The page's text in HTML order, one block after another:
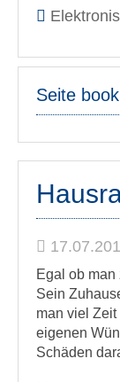
Seite
Egal ob
Sein
man viel
eigenen
Schäden